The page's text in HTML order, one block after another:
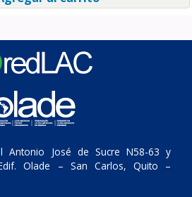
Antonio José de Sucre N58-63 y
Olade – San Carlos, Quito –